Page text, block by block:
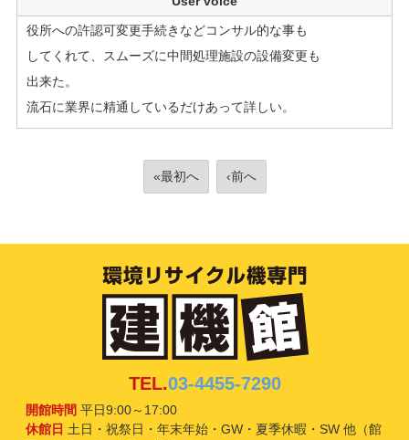
役所への許認可変更手続きなどコンサル的な事も
してくれて、スムーズに中間処理施設の設備変更も
出来た。
流石に業界に精通しているだけあって詳しい。
«最初へ ‹前へ
TEL.03-4455-7290
開館時間 平日9:00～17:00
休館日 土日・祝祭日・年末年始・GW・夏季休暇・SW 他（館